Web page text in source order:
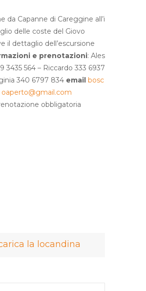
da Capanne di Careggine all’i
delle coste del Giovo
il dettaglio dell’escursione
e prenotazioni: Ales
3435 564 – Riccardo 333 6937
340 6797 834 email bosc
oaperto@gmail.com
obbligatoria
la locandina